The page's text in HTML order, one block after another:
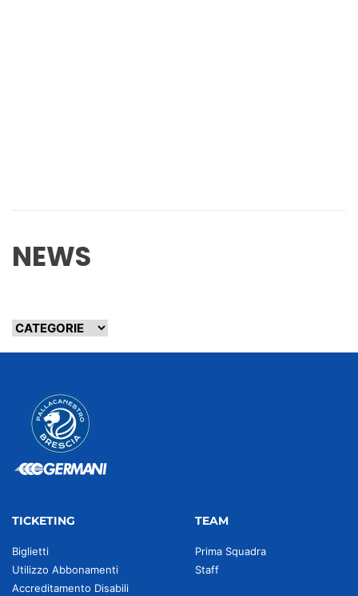
NEWS
TICKETING
Biglietti
Utilizzo Abbonamenti
Accreditamento Disabili
TEAM
Prima Squadra
Staff